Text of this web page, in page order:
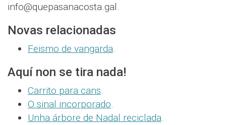
info@quepasanacosta.gal.
Novas relacionadas
Feismo de vangarda.
Aquí non se tira nada!
Carrito para cans.
O sinal incorporado.
Unha árbore de Nadal reciclada.